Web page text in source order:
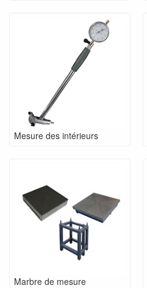
Mesure des intérieurs
Marbre de mesure